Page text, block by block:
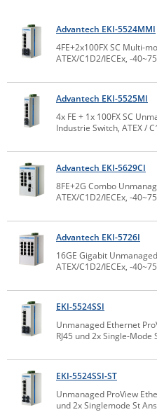
IP, WLAN & GSM Sensorik
Datenlogger
IoT - Internet of Things
Remote I/O
IPC, Industrielle
Wi-Fi - WLAN - Wireless
Sonstige
Serverräume
RMA / Rücksendung /
CompleTech
Contemporary Controls
Digi
Eaton
Elsys
Enginko - mcf88
Fokus Technologies
Gefen
Gude
Guntermann & Drunck
High Sec Labs
Icron
IEC Lock
Kerlink
Kramer Electronics
Advantech EKI-5524MMI
4FE+2x100FX SC Multi-
ATEX/C1D2/IECEx, -
Advantech EKI-5525MI
4x FE + 1x 100FX SC
Industrie Switch, ATEX /
Advantech EKI-5629CI
8FE+2G Combo
ATEX/C1D2/IECEx, -
Advantech EKI-5726I
16GE Gigabit
ATEX/C1D2/IECEx, -
EKI-5524SSI
Unmanaged Ethernet
RJ45 und 2x Single-Mode
EKI-5524SSI-ST
Unmanaged ProView
und 2x Singlemode St